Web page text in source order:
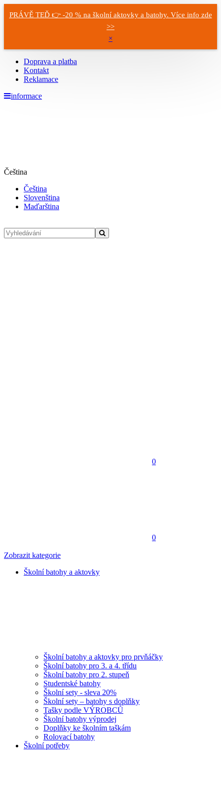
PRÁVĚ TEĎ 👉 -20 % na školní aktovky a batohy. Více info zde
>>
×
Doprava a platba
Kontakt
Reklamace
informace
Čeština
Čeština
Slovenština
Maďarština
0
0
Zobrazit kategorie
Školní batohy a aktovky
Školní batohy a aktovky pro prvňáčky
Školní batohy pro 3. a 4. třídu
Školní batohy pro 2. stupeň
Studentské batohy
Školní sety - sleva 20%
Školní sety – batohy s doplňky
Tašky podle VÝROBCŮ
Školní batohy výprodej
Doplňky ke školním taškám
Rolovací batohy
Školní potřeby